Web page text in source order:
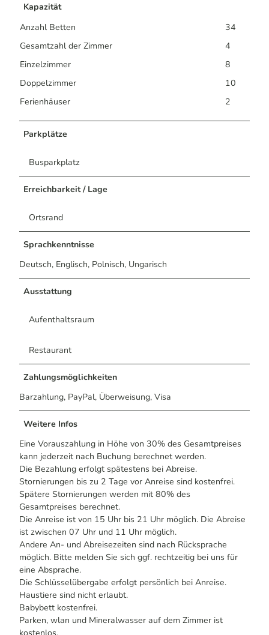
Kapazität
Anzahl Betten
34
Gesamtzahl der Zimmer
4
Einzelzimmer
8
Doppelzimmer
10
Ferienhäuser
2
Parkplätze
Busparkplatz
Erreichbarkeit / Lage
Ortsrand
Sprachkenntnisse
Deutsch, Englisch, Polnisch, Ungarisch
Ausstattung
Aufenthaltsraum
Restaurant
Zahlungsmöglichkeiten
Barzahlung, PayPal, Überweisung, Visa
Weitere Infos
Eine Vorauszahlung in Höhe von 30% des Gesamtpreises
kann jederzeit nach Buchung berechnet werden.
Die Bezahlung erfolgt spätestens bei Abreise.
Stornierungen bis zu 2 Tage vor Anreise sind kostenfrei.
Spätere Stornierungen werden mit 80% des
Gesamtpreises berechnet.
Die Anreise ist von 15 Uhr bis 21 Uhr möglich. Die Abreise
ist zwischen 07 Uhr und 11 Uhr möglich.
Andere An- und Abreisezeiten sind nach Rücksprache
möglich. Bitte melden Sie sich ggf. rechtzeitig bei uns für
eine Absprache.
Die Schlüsselübergabe erfolgt persönlich bei Anreise.
Haustiere sind nicht erlaubt.
Babybett kostenfrei.
Parken, wlan und Mineralwasser auf dem Zimmer ist